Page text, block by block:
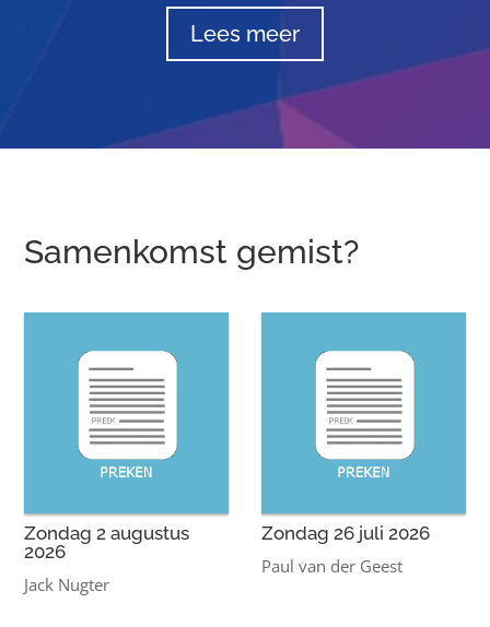
Lees meer
Samenkomst gemist?
Zondag 2 augustus
2026
Jack Nugter
Zondag 26 juli 2026
Paul van der Geest